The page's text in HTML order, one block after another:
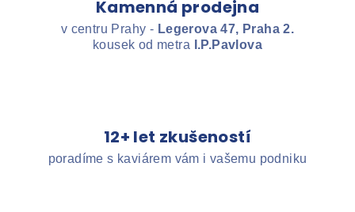
Kamenná prodejna
v centru Prahy - Legerova 47, Praha 2.
kousek od metra
I.P.Pavlova
12+ let zkušeností
poradíme s kaviárem vám i vašemu podniku